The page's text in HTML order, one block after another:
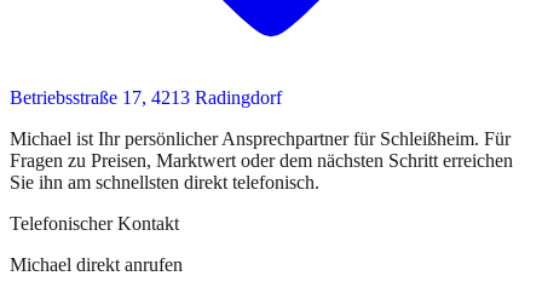
Betriebsstraße 17, 4213 Radingdorf
Michael ist Ihr persönlicher Ansprechpartnerfür Schleißheim. Für
Fragen zu Preisen, Marktwert oder dem nächsten Schritt erreichen
Sie ihn am schnellsten direkt telefonisch.
Telefonischer Kontakt
Michael direkt anrufen